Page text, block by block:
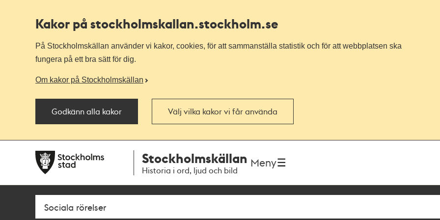
Kakor på stockholmskallan.stockholm.se
På Stockholmskällan använder vi kakor, cookies, för att sammanställa statistik och för att webbplatsen ska
fungera på ett bra sätt för dig.
Om kakor på Stockholmskällan
Godkänn alla kakor Välj vilka kakor vi får använda
navigationen
huvudinnehållet
Stockholmskällan
Historia i ord, ljud och bild
Meny
Sök